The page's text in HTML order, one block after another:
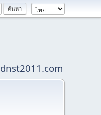
dnst2011.com